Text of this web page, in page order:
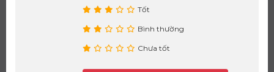
Tốt
Bình thường
Chưa tốt